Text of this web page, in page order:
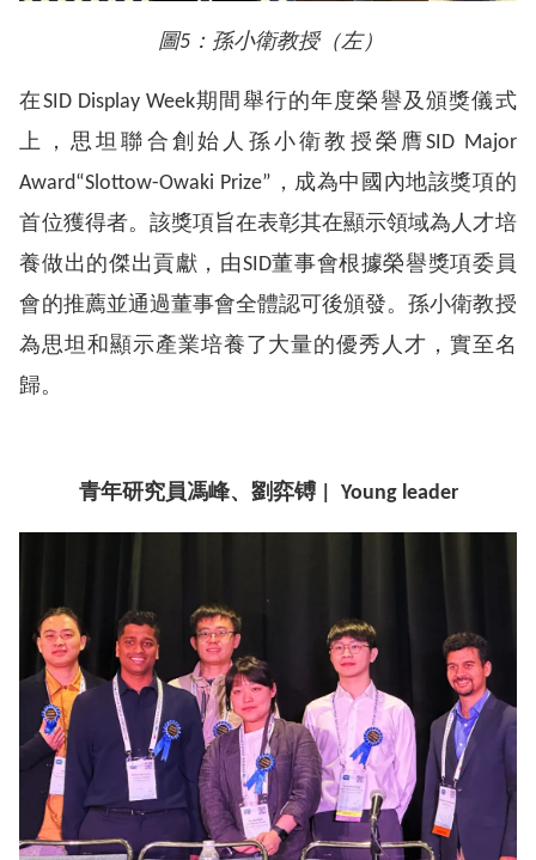
圖5：孫小衛教授（左）
在SID Display Week期間舉行的年度榮譽及頒獎儀式
上，思坦聯合創始人孫小衛教授榮膺SID Major
Award“Slottow-Owaki Prize”，成為中國內地該獎項的
首位獲得者。該獎項旨在表彰其在顯示領域為人才培
養做出的傑出貢獻，由SID董事會根據榮譽獎項委員
會的推薦並通過董事會全體認可後頒發。孫小衛教授
為思坦和顯示產業培養了大量的優秀人才，實至名
歸。
青年研究員馮峰、劉弈镈| Young leader